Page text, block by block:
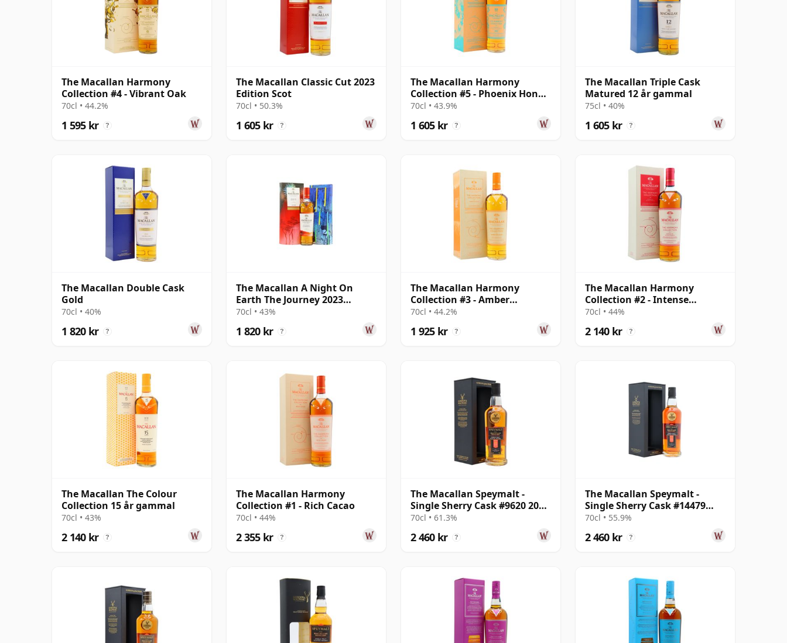
The Macallan Harmony
Collection #4 - Vibrant Oak
70cl • 44.2%
1 595 kr ?
The Macallan Classic Cut 2023
Edition Scot
70cl • 50.3%
1 605 kr ?
The Macallan Harmony
Collection #5 - Phoenix Honey
Orchid Tea S
70cl • 43.9%
1 605 kr ?
The Macallan Triple Cask
Matured 12 år gammal
75cl • 40%
1 605 kr ?
The Macallan Double Cask
Gold
70cl • 40%
1 820 kr ?
The Macallan A Night On
Earth The Journey 2023
Release Single M
70cl • 43%
1 820 kr ?
The Macallan Harmony
Collection #3 - Amber
Meadow Single Malt S
70cl • 44.2%
1 925 kr ?
The Macallan Harmony
Collection #2 - Intense
Arabica Single Mal
70cl • 44%
2 140 kr ?
The Macallan The Colour
Collection 15 år gammal
70cl • 43%
2 140 kr ?
The Macallan Harmony
Collection #1 - Rich Cacao
70cl • 44%
2 355 kr ?
The Macallan Speymalt -
Single Sherry Cask #9620 2006
18 år gammal
70cl • 61.3%
2 460 kr ?
The Macallan Speymalt -
Single Sherry Cask #14479
2007 18 år gammal
70cl • 55.9%
2 460 kr ?